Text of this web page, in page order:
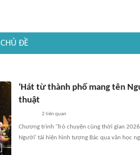
CHỦ ĐỀ
'Hát từ thành phố mang tên
thuật
2 liên quan
Chương trình 'Trò chuyện cùng thời gian
Người' tái hiện hình tượng Bác qua văn học